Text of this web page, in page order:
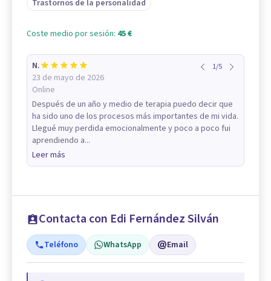
Trastornos de la personalidad
Coste medio por sesión: 45 €
N.
23 de mayo de 2026
Online
1/5
Después de un año y medio de terapia puedo decir que
ha sido uno de los procesos más importantes de mi vida.
Llegué muy perdida emocionalmente y poco a poco fui
aprendiendo a...
Leer más
Contacta con Edi Fernández Silván
Teléfono WhatsApp Email